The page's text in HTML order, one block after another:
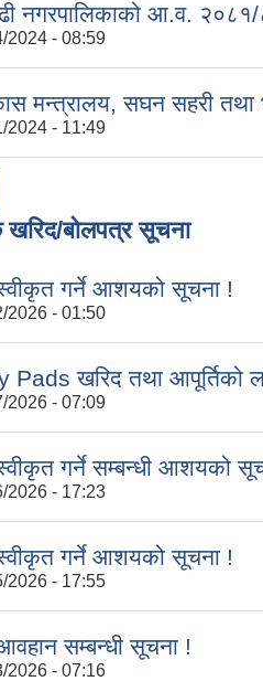
नगरपालिकाको आ.व. २०८१/
2024 - 08:59
मन्त्रालय, सघन सहरी
2024 - 11:49
खरिद/बोलपत्र सूचना
गर्ने आशयको सूचना !
2026 - 01:50
खरिद तथा आपूर्तिको
2026 - 07:09
गर्ने सम्बन्धी आशयको
2026 - 17:23
गर्ने आशयको सूचना !
2026 - 17:55
सम्बन्धी सूचना !
2026 - 07:16